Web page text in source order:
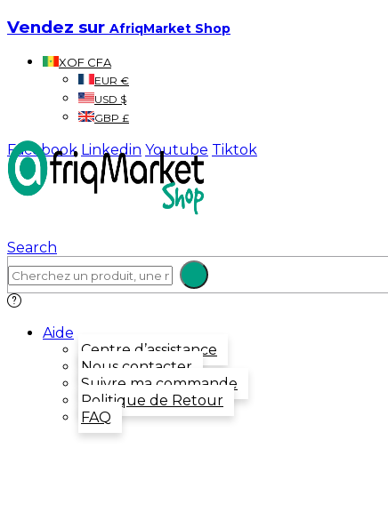
Vendez sur AfriqMarket Shop
XOF CFA
EUR €
USD $
GBP £
Facebook Linkedin Youtube Tiktok
Search
Aide
Centre d’assistance
Nous contacter
Suivre ma commande
Politique de Retour
FAQ